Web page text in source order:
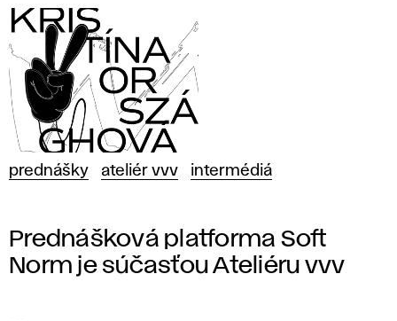
prednášky ateliér vvv intermédiá
Prednášková platforma Soft
Norm je súčasťou Ateliéru vvv